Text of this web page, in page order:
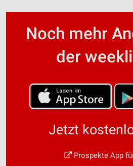
Noch mehr
der
Jetzt
Prospekte App